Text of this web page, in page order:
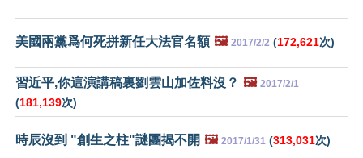
美國兩黨爲何死拼新任大法官名額 🖼️ 2017/2/2 (172,621次)
習近平,你這演講稿裏劉雲山加佐料沒？ 🖼️ 2017/2/1
(181,139次)
時辰沒到 "創生之柱"謎團揭不開 🖼️ 2017/1/31 (313,031次)